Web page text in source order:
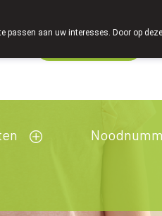
aan uw interesses. Door op